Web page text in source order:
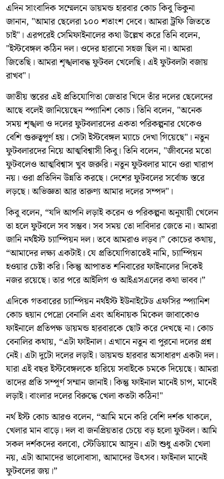
এদিন সাংবাদিক সম্মেলনে ডায়মন্ড হারবার কোচ কিবু ভিকুনা
জানান, "আমার ছেলেরা ১০০ শতাংশ দেবে। আমরা ট্রফি জিততে
চাই"। এরপরেই সেমিফাইনালের কথা উল্লেখ করে তিনি বলেন,
"ইস্টবেঙ্গল কঠিন দল। ওদের হারানো সহজ ছিল না। আমরা
জিতেছি। আমরা শৃঙ্খলাবদ্ধ ফুটবল খেলেছি। এই ফুটবলটা বজায়
রাখব"।
জাতীয় স্তরের এই প্রতিযোগিতা জেতার খিদে তাঁর দলের ছেলেদের
আছে বলেই জানিয়েছেন স্প্যানিশ কোচ। তিনি বলেন, "অনেক
সময় শৃঙ্খলা ও দলের ফুটবলারদের একতা পরিকল্পনার থেকেও
বেশি গুরুত্বপূর্ণ হয়। সেটা ইস্টবেঙ্গল ম্যাচে দেখা গিয়েছে"। নতুন
ফুটবলারদের নিয়ে আত্মবিশ্বাসী কিবু। তিনি বলেন, "জীবনের মতো
ফুটবলেও আত্মবিশ্বাস খুব জরুরি। নতুন ফুটবলার মানে ওরা খারাপ
নয়। ওরা প্রতিদিন উন্নতি করছে। দেশের ফুটবলের সর্বোচ্চ স্তরে
লড়ছে। অভিজ্ঞতা আর তারুণ্য আমার দলের সম্পদ"।
কিবু বলেন, “যদি আপনি লড়াই করেন ও পরিকল্পনা অনুযায়ী খেলেন
তা হলে ফুটবলে সব সম্ভব। সব সময় তো দাবিদার জেতে না। আমরা
জানি নর্থইস্ট চ্যাম্পিয়ন দল। তবে আমরাও লড়ব।” কোচের কথায়,
“আমাদের লক্ষ্য একটাই। যে প্রতিযোগিতাতেই নামি, চ্যাম্পিয়ন
হওয়ার চেষ্টা করি। কিন্তু আপাতত শনিবারের ফাইনালের দিকেই
নজর রয়েছে। তার পরে আইলিগ ও আইএসএলের কথা ভাবব।”
এদিকে গতবারের চ্যাম্পিয়ন নর্থইস্ট ইউনাইটেড এফসির স্প্যানিশ
কোচ হুয়ান পেদ্রো বেনালি এবং অধিনায়ক মিকেল জাবাকোও
ফাইনালে প্রতিপক্ষ ডায়মন্ড হারবারকে ছোট করে দেখছে না। কোচ
বেনালির কথায়, “এটা ফাইনাল। এখানে নতুন বা পুরনো দলের প্রশ্ন
নেই। এটা দুটো দলের লড়াই। ডায়মন্ড হারবার অসাধারণ একটা দল।
যারা এই বছর ইস্টবেঙ্গলকে হারিয়ে সবাইকে চমকে দিয়েছে। আমরা
তাদের প্রতি সম্পূর্ণ সম্মান জানাই। কিন্তু ফাইনাল মানেই চাপ, মানেই
লড়াই। বাংলার দলের বিরুদ্ধে খেলা কতটা কঠিন!"
নর্থ ইস্ট কোচ আরও বলেন, “আমি মনে করি বেশি দর্শক থাকলে,
খেলার মান বাড়ে। দল বা জনপ্রিয়তার চেয়ে বড় হলো ফুটবল। আমি
সকল দর্শকদের বলবো, স্টেডিয়ামে আসুন। এটা শুধু একটা খেলা
নয়, এটা আমাদের ভালোবাসা, আমাদের উৎসব। ফাইনাল মানেই
ফুটবলের জয়।”